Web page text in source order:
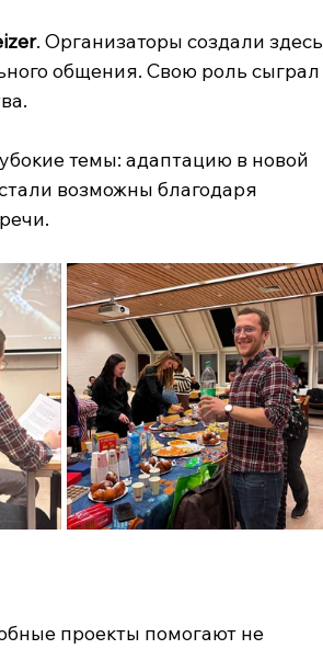
. Организаторы создали здесь
общения. Свою роль сыграл
темы: адаптацию в новой
возможны благодаря
проекты помогают не